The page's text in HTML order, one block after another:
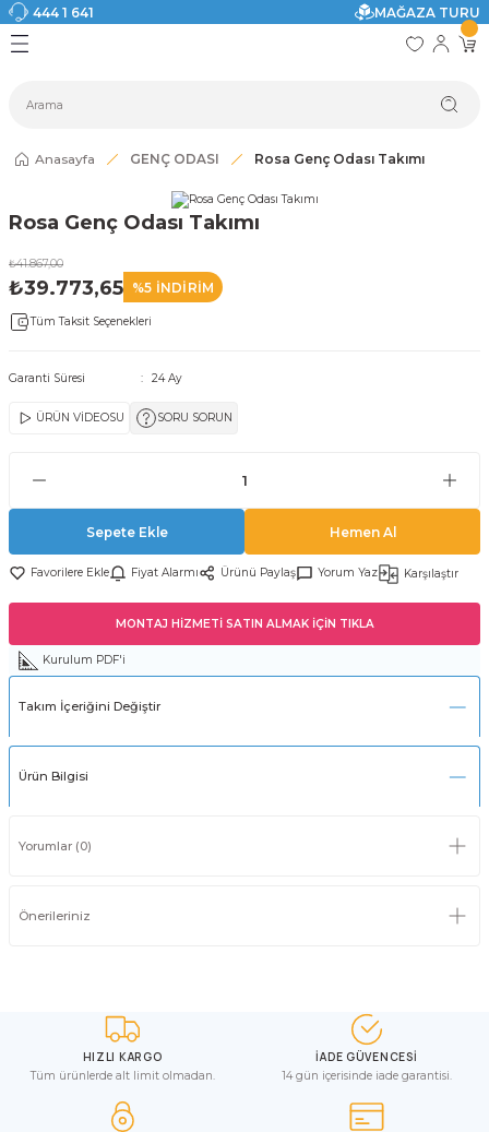
444 1 641
MAĞAZA TURU
Geri Dön
Geri Dön
Geri Dön
Geri Dön
Geri Dön
Geri Dön
Anasayfa GENÇ ODASI Rosa Genç Odası Takımı
Rosa Genç Odası Takımı
₺41.867,00
₺39.773,65 %5 İNDİRİM
Tüm Taksit Seçenekleri
Garanti Süresi 24 Ay
ÜRÜN VİDEOSU SORU SORUN
Sepete Ekle Hemen Al
Fiyat Alarmı Ürünü Paylaş Yorum Yaz Karşılaştır
MONTAJ HİZMETİ SATIN ALMAK İÇİN TIKLA
Kurulum PDF'i
Takım İçeriğini Değiştir
Ürün Bilgisi
Yorumlar (0)
Önerileriniz
HIZLI KARGO
Tüm ürünlerde alt limit olmadan.
İADE GÜVENCESİ
14 gün içerisinde iade garantisi.